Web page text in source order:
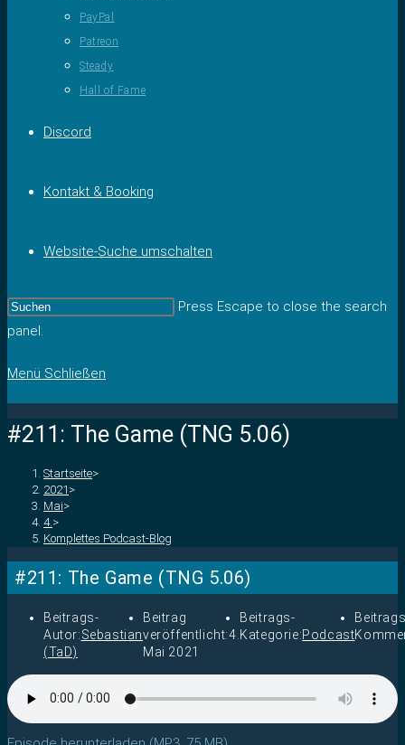
PayPal
Patreon
Steady
Hall of Fame
Discord
Kontakt & Booking
Website-Suche umschalten
Press Escape to close the search
panel.
Menü Schließen
#211: The Game (TNG 5.06)
Startseite>
2021 >
Mai>
4. >
Komplettes Podcast-Blog
#211: The Game (TNG 5.06)
Beitrags-
Autor:Sebastian
(TaD)
Beitrag
veröffentlicht:4.
Mai 2021
Beitrags-
Kategorie:Podcast